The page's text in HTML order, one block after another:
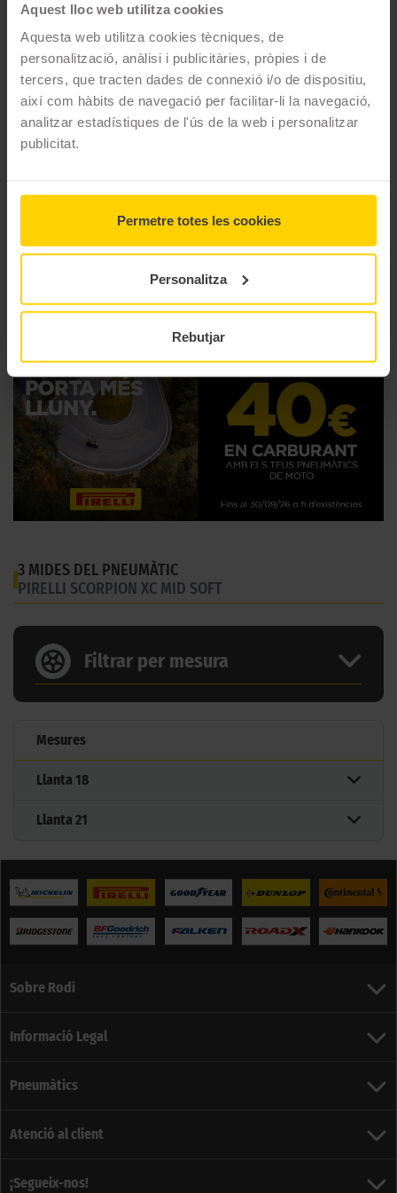
Aquest lloc web utilitza cookies
Aquesta web utilitza cookies tècniques, de
personalització, anàlisi i publicitàries, pròpies i de
tercers, que tracten dades de connexió i/o de dispositiu,
així com hàbits de navegació per facilitar-li la navegació,
analitzar estadístiques de l'ús de la web i personalitzar
publicitat.
Permetre totes les cookies
Personalitza
Rebutjar
tous amb facilitat, experimenta un control incomparable en
superfícies semitous i planta la confiança en cada acceleració i
frenada. Prepara't per a una resistència inquebrantable i un
rendiment constant al llarg de tota la teva travessia tot terreny
amb el poderós SCORPION XC MID SOFT!
CARACTERÍSTIQUES TÈCNIQUES
Scorpion Xc Mid Soft
Gama
Off Road Ocio
Mixto Blando
3 MIDES DEL PNEUMÀTIC
PIRELLI SCORPION XC MID SOFT
Filtrar per mesura
Mesures
Llanta 18
Llanta 21
Sobre Rodi
Informació Legal
Pneumàtics
Atenció al client
¡Segueix-nos!